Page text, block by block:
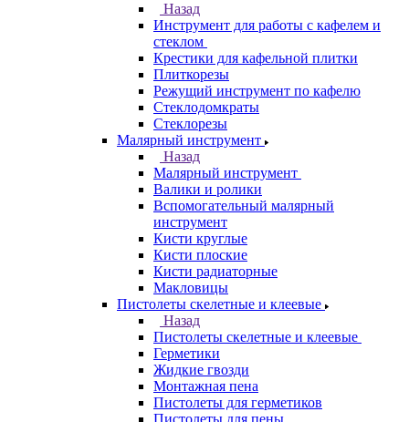
Назад
Инструмент для работы с кафелем и
стеклом
Крестики для кафельной плитки
Плиткорезы
Режущий инструмент по кафелю
Стеклодомкраты
Стеклорезы
Малярный инструмент
Назад
Малярный инструмент
Валики и ролики
Вспомогательный малярный
инструмент
Кисти круглые
Кисти плоские
Кисти радиаторные
Макловицы
Пистолеты скелетные и клеевые
Назад
Пистолеты скелетные и клеевые
Герметики
Жидкие гвозди
Монтажная пена
Пистолеты для герметиков
Пистолеты для пены